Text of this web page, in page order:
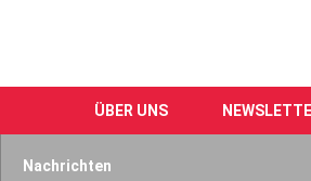
ÜBER UNS
Nachrichten